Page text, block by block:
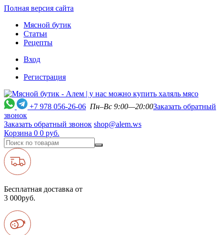
Полная версия сайта
Мясной бутик
Статьи
Рецепты
Вход
Регистрация
+7 978 056-26-06 Пн–Вс 9:00—20:00Заказать обратный
звонок
Заказать обратный звонок shop@alem.ws
Корзина 0 0 руб.
Бесплатная доставка от
3 000руб.